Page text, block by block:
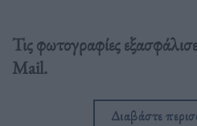
Τις φωτογραφίες
Mail.
Διαβάστε